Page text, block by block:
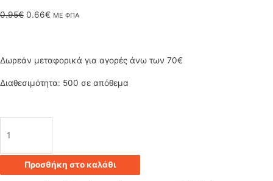
0.95€ Original
was:
0.95€.
0.66€ Η
τιμή
είναι:
ΜΕ ΦΠΑ
Δωρεάν μεταφορικά για αγορές άνω των 70€
Διαθεσιμότητα: 500 σε απόθεμα
Νίπελ
Προσθήκη στο καλάθι